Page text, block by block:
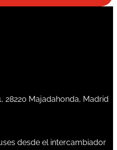
28220 Majadahonda, Madrid
desde el intercambiador